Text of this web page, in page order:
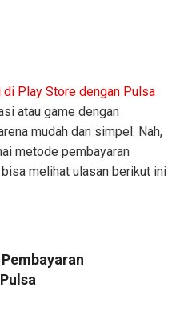
atau game dengan
mudah dan simpel. Nah,
metode pembayaran
melihat ulasan berikut ini